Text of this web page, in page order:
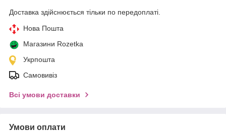
Доставка здійснюється тільки по передоплаті.
Нова Пошта
Магазини Rozetka
Укрпошта
Самовивіз
Всі умови доставки
Умови оплати